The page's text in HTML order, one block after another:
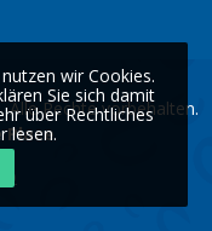
. Alle Rechte vorbehalten.
Place
wir Cookies.
Sie sich damit
über Rechtliches
lesen.